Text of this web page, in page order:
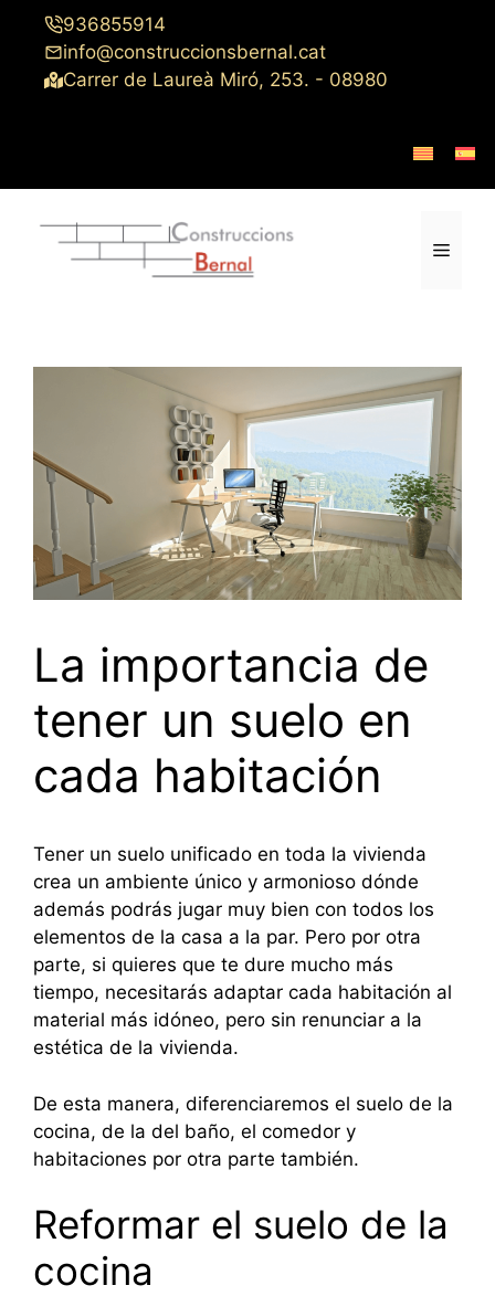
Saltar
contenido
936855914
info@construccionsbernal.cat
Carrer de Laureà Miró, 253. - 08980
Menú
La importancia de
tener un suelo en
cada habitación
Tener un suelo unificado en toda la vivienda
crea un ambiente único y armonioso dónde
además podrás jugar muy bien con todos los
elementos de la casa a la par. Pero por otra
parte, si quieres que te dure mucho más
tiempo, necesitarás adaptar cada habitación al
material más idóneo, pero sin renunciar a la
estética de la vivienda.
De esta manera, diferenciaremos el suelo de la
cocina, de la del baño, el comedor y
habitaciones por otra parte también.
Reformar el suelo de la
cocina